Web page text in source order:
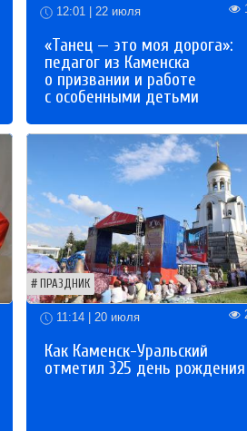
12:01 | 22 июля
«Танец — это моя дорога»:
педагог из Каменска
о призвании и работе
с особенными детьми
ПРАЗДНИК
11:14 | 20 июля
Как Каменск-Уральский
отметил 325 день рождения